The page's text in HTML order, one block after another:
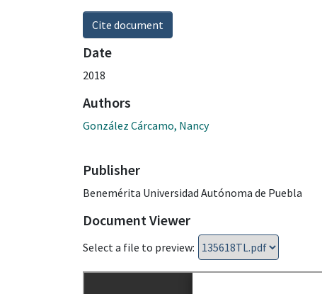
Cite document
Date
2018
Authors
González Cárcamo, Nancy
Publisher
Benemérita Universidad Autónoma de Puebla
Document Viewer
Select a file to preview: